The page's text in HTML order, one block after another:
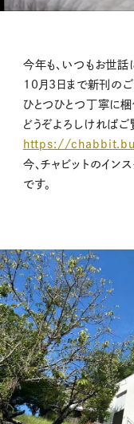
今年も、いつもお世話
10月3日まで新刊の
ひとつひとつ丁寧に梱
どうぞよろしければご
https://
今、チャビットのイン
です。